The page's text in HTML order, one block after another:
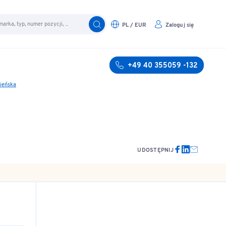
PL / EUR Zaloguj się
+49 40 355059 -132
UDOSTĘPNIJ